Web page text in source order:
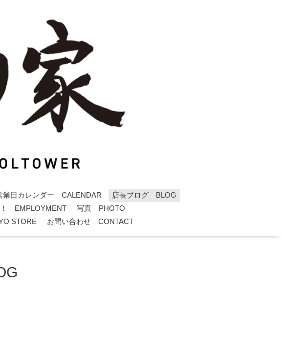
業日カレンダー CALENDAR
店長ブログ BLOG
！ EMPLOYMENT
写真 PHOTO
STORE お問い合わせ CONTACT